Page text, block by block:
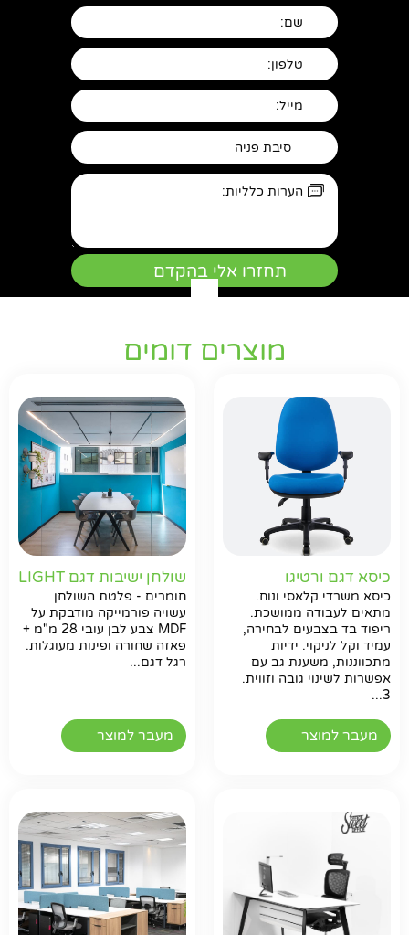
מוצרים דומים
כיסא דגם ורטיגו
כיסא משרדי קלאסי ונוח.
מתאים לעבודה ממושכת.
ריפוד בד בצבעים לבחירה,
עמיד וקל לניקוי. ידיות
מתכווננות, משענת גב עם
אפשרות לשינוי גובה וזווית.
3...
מעבר למוצר
שולחן ישיבות דגם LIGHT
חומרים - פלטת השולחן
עשויה פורמייקה מודבקת על
MDF צבע לבן עובי 28 מ"מ +
פאזה שחורה ופינות מעוגלות.
רגל דגם...
מעבר למוצר